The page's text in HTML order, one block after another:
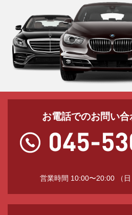
お電話でのお問い
営業時間 10:00〜20:00 （日